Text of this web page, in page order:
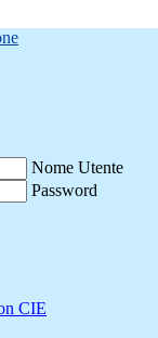
Nome Utente
Password
CIE